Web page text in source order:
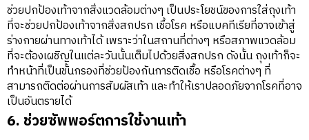
ช่วยปกป้องเท้าจากสิ่งแวดล้อมต่างๆ เป็นประโยชน์ของการใส่ถุงเท้า
ที่จะช่วยปกป้องเท้าจากสิ่งสกปรก เชื้อโรค หรือแบคทีเรียที่อาจเข้าสู่
ร่างกายผ่านทางเท้าได้ เพราะว่าในสถานที่ต่างๆ หรือสภาพแวดล้อม
ที่จะต้องเผชิญในแต่ละวันนั้นเต็มไปด้วยสิ่งสกปรก ดังนั้น ถุงเท้าก็จะ
ทำหน้าที่เป็นชั้นกรองที่ช่วยป้องกันการติดเชื้อ หรือโรคต่างๆ ที่
สามารถติดต่อผ่านการสัมผัสเท้า และทำให้เราปลอดภัยจากโรคที่อาจ
เป็นอันตรายได้
6. ช่วยซัพพอร์ตการใช้งานเท้า